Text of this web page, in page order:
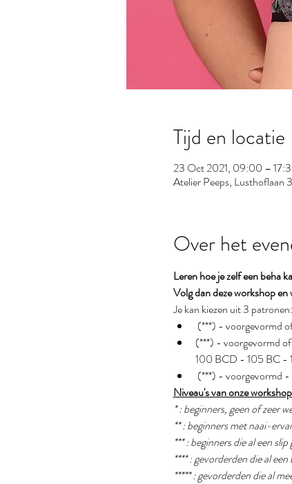
Tijd en locatie
23 Oct 2021, 09:00 –
Atelier Peeps,
Over het
Leren hoe je zelf een beha
Volg dan deze workshop
Je kan kiezen uit 3 patronen:
(***) - voorgevormd
(***) - voorgevormd
100 BCD - 105 BC -
(***) - voorgevormd
Niveau's van onze
* : beginners, geen of zeer
** : beginners met naai-
*** : beginners die al een
**** : gevorderden die al
***** : gevorderden die al